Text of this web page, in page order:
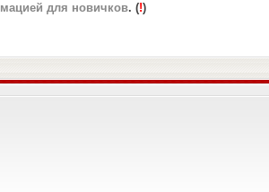
для новичков. (!)